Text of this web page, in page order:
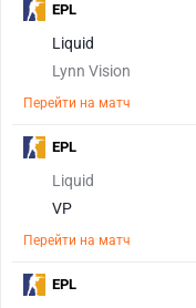
Liquid
Lynn Vision
Перейти на матч
EPL
Liquid
VP
Перейти на матч
EPL
EPL